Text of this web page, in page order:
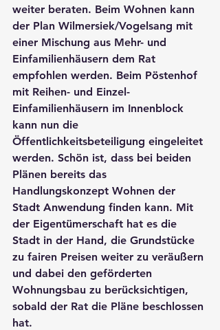
weiter beraten. Beim Wohnen kann
der Plan Wilmersiek/Vogelsang mit
einer Mischung aus Mehr- und
Einfamilienhäusern dem Rat
empfohlen werden. Beim Pöstenhof
mit Reihen- und Einzel-
Einfamilienhäusern im Innenblock
kann nun die
Öffentlichkeitsbeteiligung eingeleitet
werden. Schön ist, dass bei beiden
Plänen bereits das
Handlungskonzept Wohnen der
Stadt Anwendung finden kann. Mit
der Eigentümerschaft hat es die
Stadt in der Hand, die Grundstücke
zu fairen Preisen weiter zu veräußern
und dabei den geförderten
Wohnungsbau zu berücksichtigen,
sobald der Rat die Pläne beschlossen
hat.